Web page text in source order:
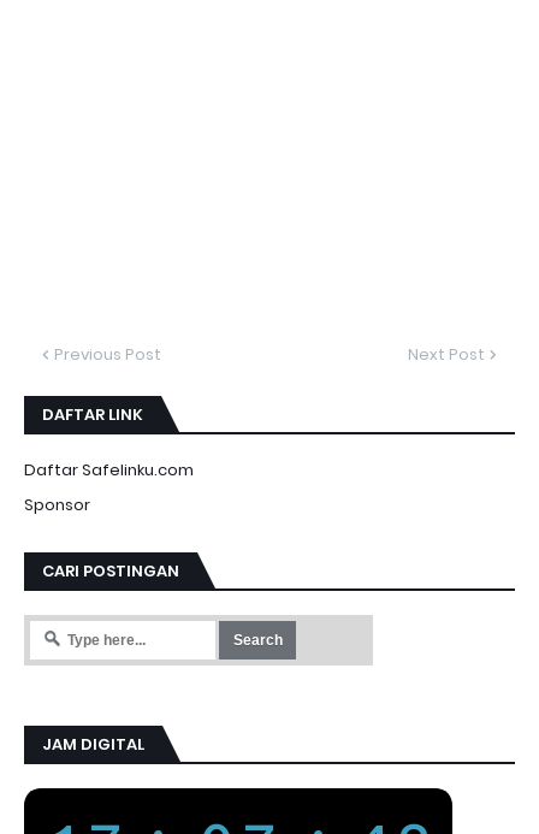
Previous Post Next Post
DAFTAR LINK
Daftar Safelinku.com
Sponsor
CARI POSTINGAN
JAM DIGITAL